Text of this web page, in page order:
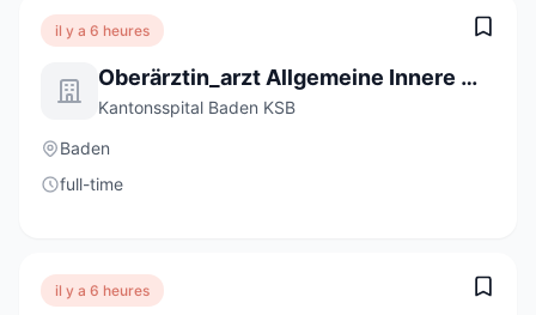
il y a 6 heures
Oberärztin_arzt Allgemeine Innere Medizin 80-100%
Kantonsspital Baden KSB
Baden
full-time
il y a 6 heures